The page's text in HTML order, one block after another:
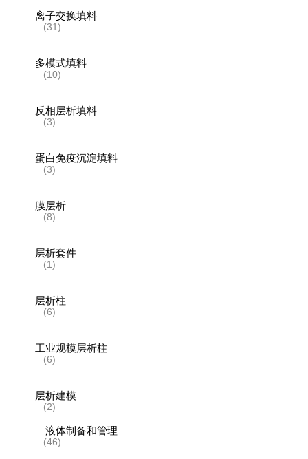
离子交换填料
(31)
多模式填料
(10)
反相层析填料
(3)
蛋白免疫沉淀填料
(3)
膜层析
(8)
层析套件
(1)
层析柱
(6)
工业规模层析柱
(6)
层析建模
(2)
液体制备和管理
(46)